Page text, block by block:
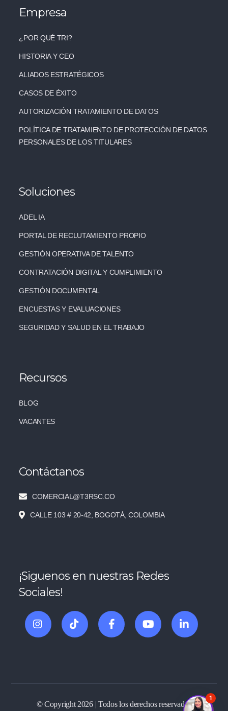
Empresa
¿POR QUÉ TRI?
HISTORIA Y CEO
ALIADOS ESTRATÉGICOS
CASOS DE ÉXITO
AUTORIZACIÓN TRATAMIENTO DE DATOS
POLÍTICA DE TRATAMIENTO DE PROTECCIÓN DE DATOS
PERSONALES DE LOS TITULARES
Soluciones
ADEL IA
PORTAL DE RECLUTAMIENTO PROPIO
GESTIÓN OPERATIVA DE TALENTO
CONTRATACIÓN DIGITAL Y CUMPLIMIENTO
GESTIÓN DOCUMENTAL
ENCUESTAS Y EVALUACIONES
SEGURIDAD Y SALUD EN EL TRABAJO
Recursos
BLOG
VACANTES
Contáctanos
COMERCIAL@T3RSC.CO
CALLE 103 # 20-42, BOGOTÁ, COLOMBIA
¡Siguenos en nuestras Redes
Sociales!
© Copyright 2026 | Todos los derechos reservados
1